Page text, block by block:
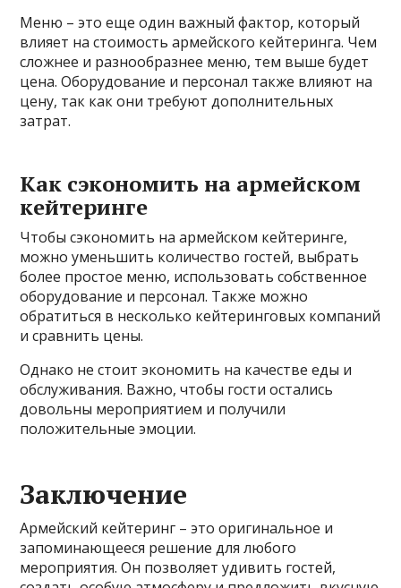
Меню – это еще один важный фактор, который
влияет на стоимость армейского кейтеринга. Чем
сложнее и разнообразнее меню, тем выше будет
цена. Оборудование и персонал также влияют на
цену, так как они требуют дополнительных
затрат.
Как сэкономить на армейском
кейтеринге
Чтобы сэкономить на армейском кейтеринге,
можно уменьшить количество гостей, выбрать
более простое меню, использовать собственное
оборудование и персонал. Также можно
обратиться в несколько кейтеринговых компаний
и сравнить цены.
Однако не стоит экономить на качестве еды и
обслуживания. Важно, чтобы гости остались
довольны мероприятием и получили
положительные эмоции.
Заключение
Армейский кейтеринг – это оригинальное и
запоминающееся решение для любого
мероприятия. Он позволяет удивить гостей,